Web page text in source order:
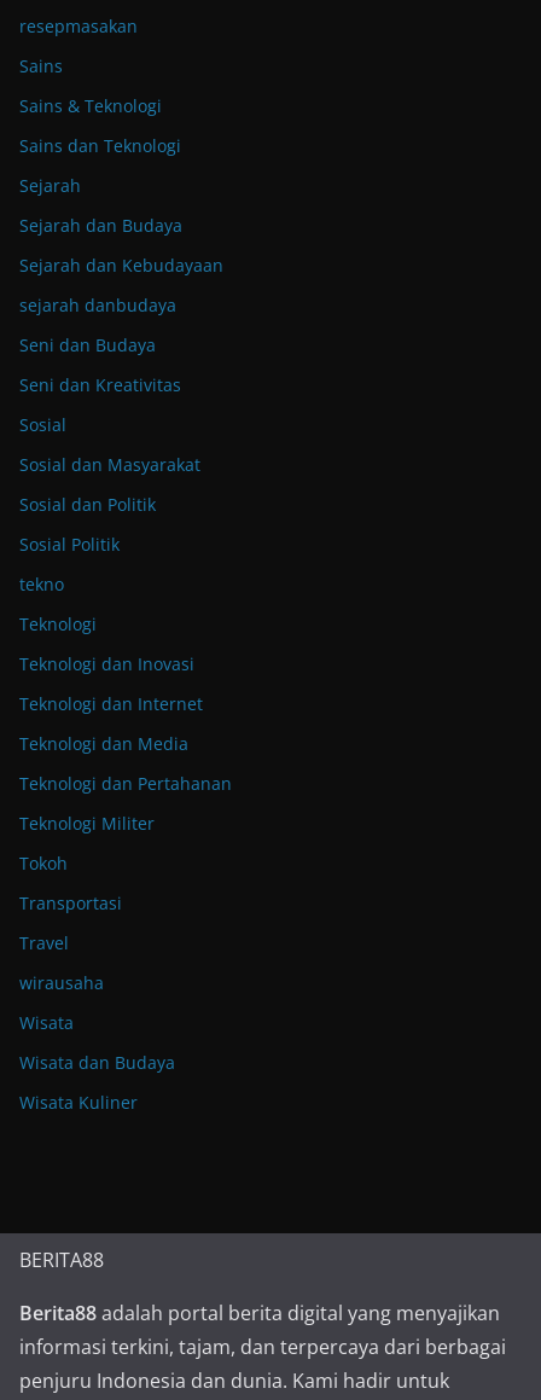
resepmasakan
Sains
Sains & Teknologi
Sains dan Teknologi
Sejarah
Sejarah dan Budaya
Sejarah dan Kebudayaan
sejarah danbudaya
Seni dan Budaya
Seni dan Kreativitas
Sosial
Sosial dan Masyarakat
Sosial dan Politik
Sosial Politik
tekno
Teknologi
Teknologi dan Inovasi
Teknologi dan Internet
Teknologi dan Media
Teknologi dan Pertahanan
Teknologi Militer
Tokoh
Transportasi
Travel
wirausaha
Wisata
Wisata dan Budaya
Wisata Kuliner
BERITA88
Berita88adalah portal berita digital yang menyajikan
informasi terkini, tajam, dan terpercaya dari berbagai
penjuru Indonesia dan dunia. Kami hadir untuk